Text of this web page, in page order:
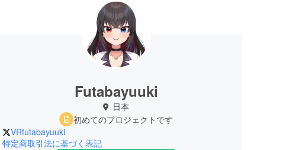
Futabayuuki
日本
初めてのプロジェクトです
VRfutabayuuki
特定商取引法に基づく表記